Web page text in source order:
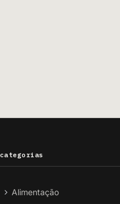
categorias
Alimentação